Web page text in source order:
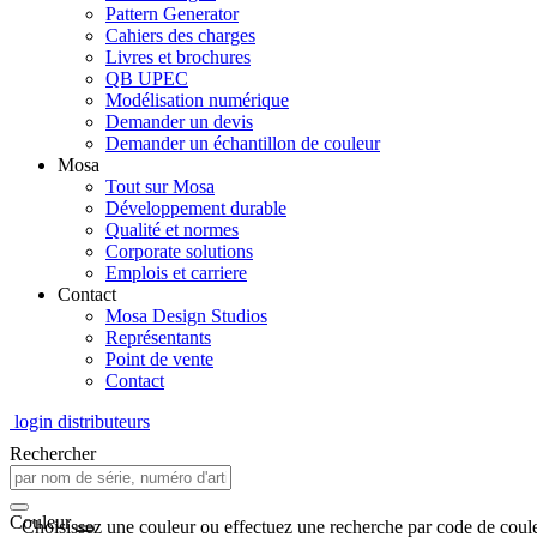
Pattern Generator
Cahiers des charges
Livres et brochures
QB UPEC
Modélisation numérique
Demander un devis
Demander un échantillon de couleur
Mosa
Tout sur Mosa
Développement durable
Qualité et normes
Corporate solutions
Emplois et carriere
Contact
Mosa Design Studios
Représentants
Point de vente
Contact
login distributeurs
Rechercher
Couleur
Choisissez une couleur ou effectuez une recherche par code de